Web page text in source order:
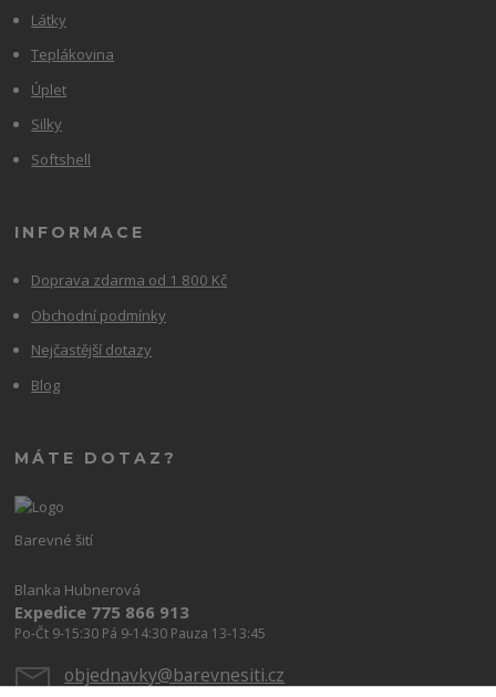
Látky
Teplákovina
Úplet
Silky
Softshell
INFORMACE
Doprava zdarma od 1 800 Kč
Obchodní podmínky
Nejčastější dotazy
Blog
MÁTE DOTAZ?
Barevné šití
Blanka Hubnerová
Expedice 775 866 913
Po-Čt 9-15:30 Pá 9-14:30 Pauza 13-13:45
objednavky@barevnesiti.cz